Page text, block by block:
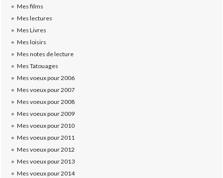
Mes films
Mes lectures
Mes Livres
Mes loisirs
Mes notes de lecture
Mes Tatouages
Mes voeux pour 2006
Mes voeux pour 2007
Mes voeux pour 2008
Mes voeux pour 2009
Mes voeux pour 2010
Mes voeux pour 2011
Mes voeux pour 2012
Mes voeux pour 2013
Mes voeux pour 2014